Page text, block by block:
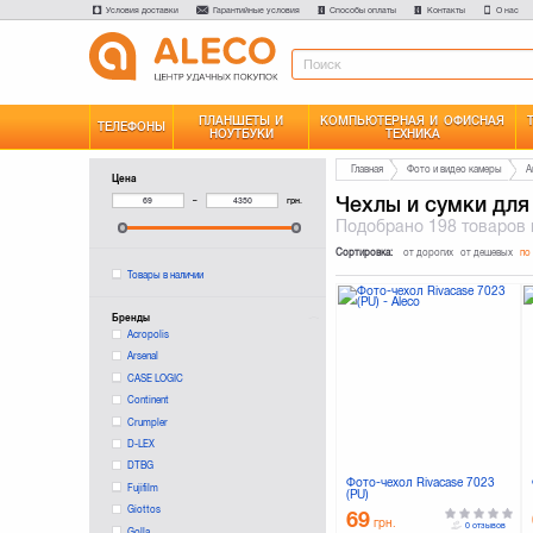
Условия доставки Гарантийные условия Способы оплаты Контакты О нас
ТЕЛЕФОНЫ
ПЛАНШЕТЫ И
НОУТБУКИ
КОМПЬЮТЕРНАЯ И ОФИСНАЯ
ТЕХНИКА
Цена
– грн.
Товары в наличии
Бренды
Acropolis
Arsenal
CASE LOGIC
Continent
Crumpler
D-LEX
DTBG
Fujifilm
Giottos
Главная Фото и видео камеры
Чехлы и сумки
Подобрано 198 товаров
Сортировка: от дорогих от дешевых по
Фото-чехол Rivacase 7023
(PU)
69 грн. 0 отзывов